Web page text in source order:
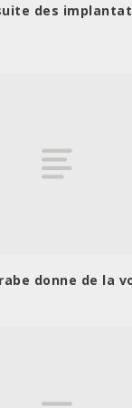
des
donne de la